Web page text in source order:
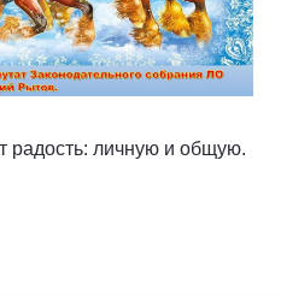
радость: личную и общую.